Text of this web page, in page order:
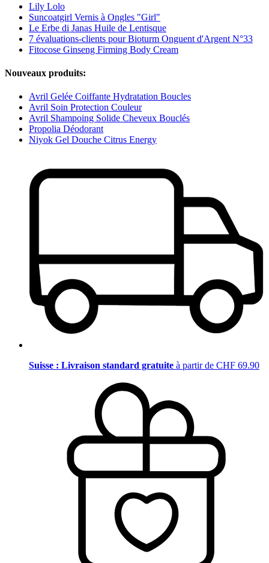
Lily Lolo
Suncoatgirl Vernis à Ongles "Girl"
Le Erbe di Janas Huile de Lentisque
7 évaluations-clients pour Bioturm Onguent d'Argent N°33
Fitocose Ginseng Firming Body Cream
Nouveaux produits:
Avril Gelée Coiffante Hydratation Boucles
Avril Soin Protection Couleur
Avril Shampoing Solide Cheveux Bouclés
Propolia Déodorant
Niyok Gel Douche Citrus Energy
Suisse : Livraison standard gratuite à partir de CHF 69.90